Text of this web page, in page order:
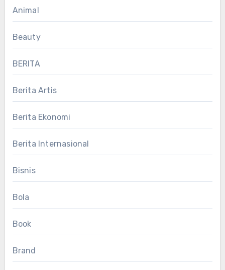
Animal
Beauty
BERITA
Berita Artis
Berita Ekonomi
Berita Internasional
Bisnis
Bola
Book
Brand